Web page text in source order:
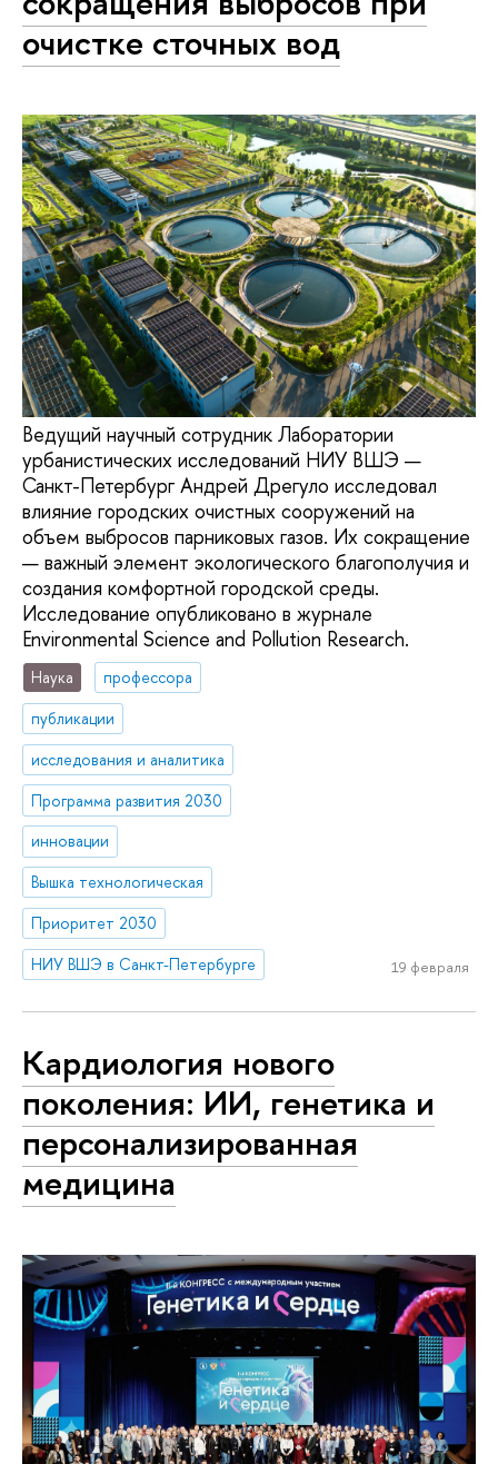
очистке сточных вод
Ведущий научный сотрудник Лаборатории
урбанистических исследований НИУ ВШЭ —
Санкт-Петербург Андрей Дрегуло исследовал
влияние городских очистных сооружений на
объем выбросов парниковых газов. Их сокращение
— важный элемент экологического благополучия и
создания комфортной городской среды.
Исследование опубликовано в журнале
Environmental Science and Pollution Research.
Наука
профессора
публикации
исследования и аналитика
Программа развития 2030
инновации
Вышка технологическая
Приоритет 2030
НИУ ВШЭ в Санкт-Петербурге
19 февраля
Кардиология нового
поколения: ИИ, генетика и
персонализированная
медицина